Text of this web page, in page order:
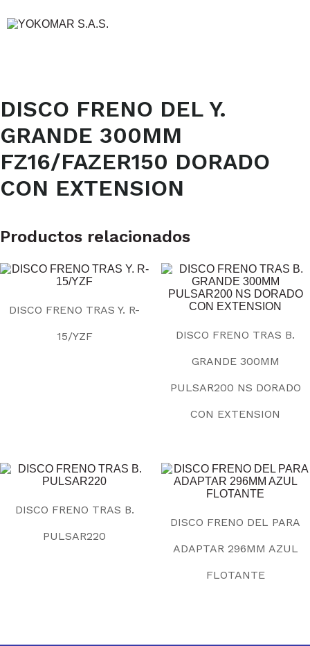
DISCO FRENO DEL Y.
GRANDE 300MM
FZ16/FAZER150 DORADO
CON EXTENSION
Productos relacionados
DISCO FRENO TRAS Y. R-
15/YZF
DISCO FRENO TRAS B.
GRANDE 300MM
PULSAR200 NS DORADO
CON EXTENSION
DISCO FRENO TRAS B.
PULSAR220
DISCO FRENO DEL PARA
ADAPTAR 296MM AZUL
FLOTANTE